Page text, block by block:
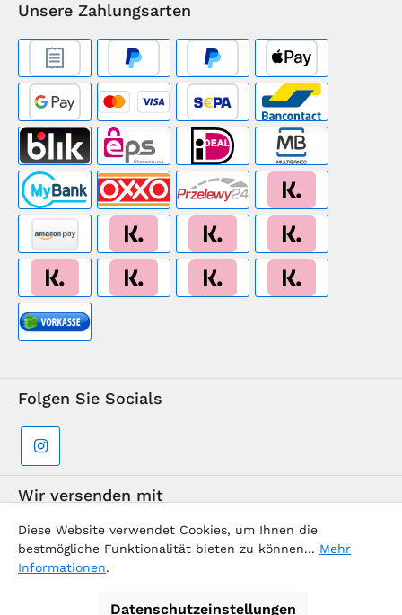
Unsere Zahlungsarten
Folgen Sie Socials
Wir versenden mit
Diese Website verwendet Cookies, um Ihnen die
bestmögliche Funktionalität bieten zu können... Mehr
Informationen.
Datenschutzeinstellungen